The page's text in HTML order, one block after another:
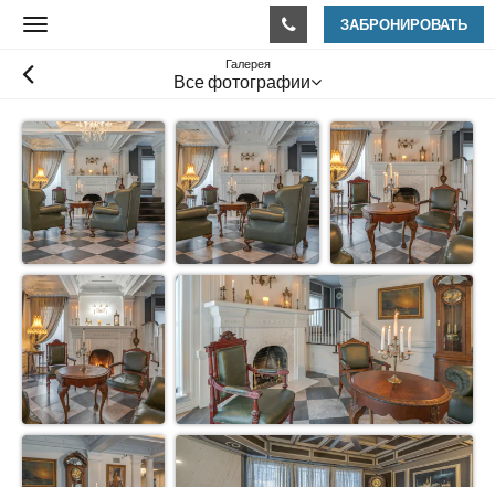
Toggle
ЗАБРОНИРОВАТЬ
Галерея
Все фотографии